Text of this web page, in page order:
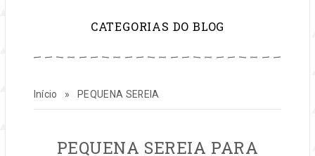
inspirar
sua
vida
CATEGORIAS DO BLOG
Início » PEQUENA SEREIA
PEQUENA
PEQUENA SEREIA PARA